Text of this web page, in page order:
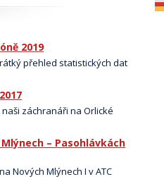
2019
přehled statistických dat
záchranáři na Orlické
– Pasohlávkách
Nových Mlýnech I v ATC